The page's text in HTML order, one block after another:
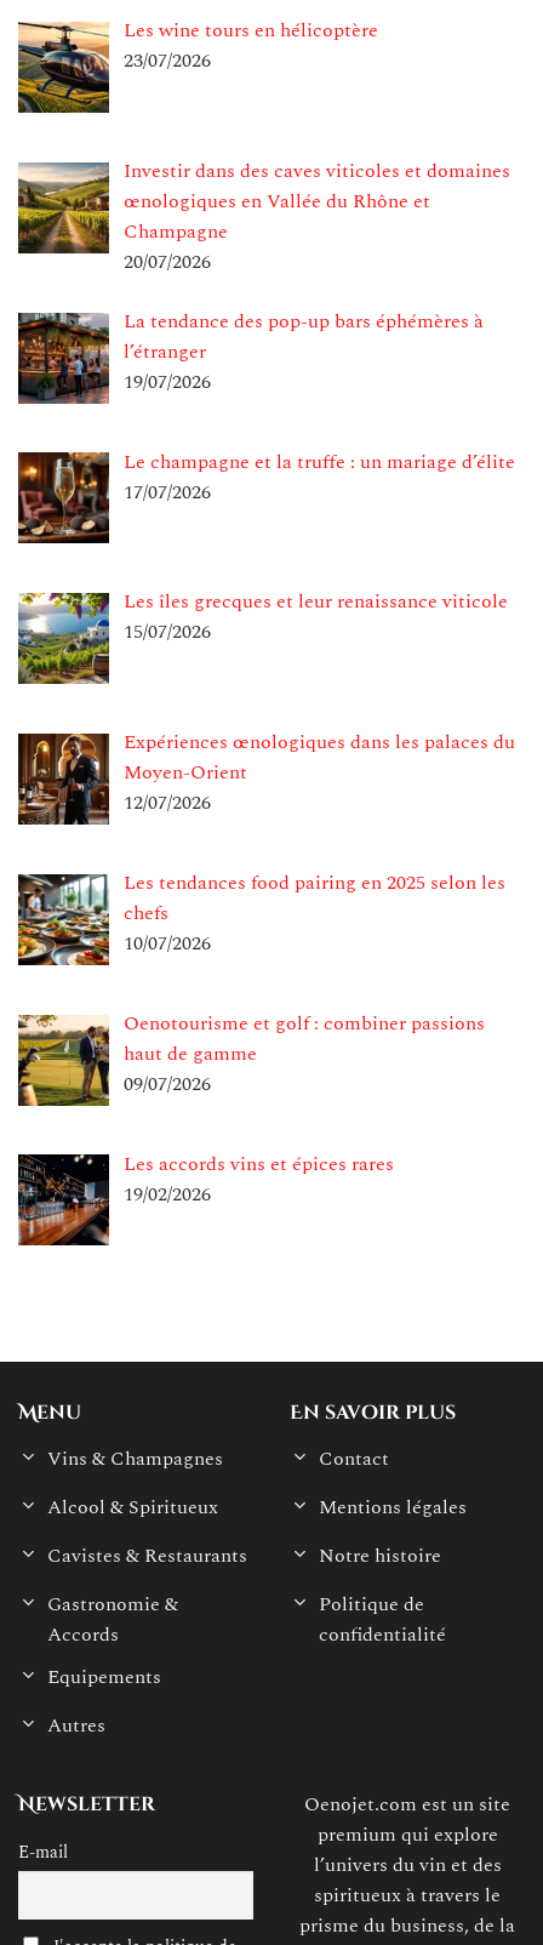
Les wine tours en hélicoptère
23/07/2026
Investir dans des caves viticoles et domaines
œnologiques en Vallée du Rhône et
Champagne
20/07/2026
La tendance des pop-up bars éphémères à
l’étranger
19/07/2026
Le champagne et la truffe : un mariage d’élite
17/07/2026
Les îles grecques et leur renaissance viticole
15/07/2026
Expériences œnologiques dans les palaces du
Moyen-Orient
12/07/2026
Les tendances food pairing en 2025 selon les
chefs
10/07/2026
Oenotourisme et golf : combiner passions
haut de gamme
09/07/2026
Les accords vins et épices rares
19/02/2026
Menu
Vins & Champagnes
Alcool & Spiritueux
Cavistes & Restaurants
Gastronomie &
Accords
Equipements
Autres
En savoir plus
Contact
Mentions légales
Notre histoire
Politique de
confidentialité
Newsletter
E-mail
Oenojet.com est un site
premium qui explore
l’univers du vin et des
spiritueux à travers le
prisme du business, de la